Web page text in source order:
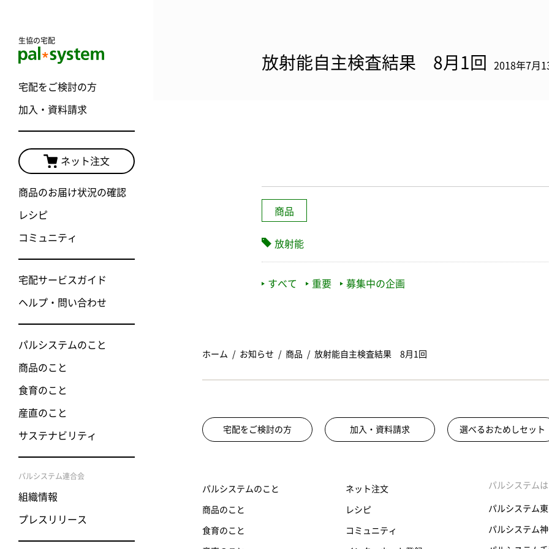
生協の宅配
宅配をご検討の方
加入・資料請求
ネット注文
商品のお届け状況の確認
レシピ
コミュニティ
宅配サービスガイド
ヘルプ・問い合わせ
パルシステムのこと
商品のこと
食育のこと
産直のこと
サステナビリティ
パルシステム連合会
組織情報
プレスリリース
放射能自主検査結果 8月1回 2018年7月
商品
放射能
すべて 重要 募集中の企画
ホーム お知らせ 商品 放射能自主検査結果 8月1回
宅配をご検討の方 加入・資料請求 選べるおためしセット
パルシステムのこと
商品のこと
食育のこと
ネット注文
レシピ
コミュニティ
パルシステム
パルシステム
パルシステム